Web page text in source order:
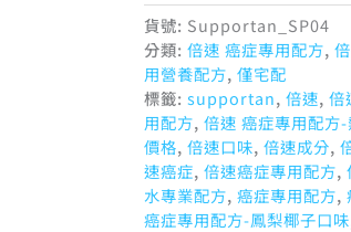
貨號: Supportan_SP04
分類: 倍速 癌症專用配方,
用營養配方, 僅宅配
標籤: supportan, 倍速,
用配方, 倍速 癌症專用配方
價格, 倍速口味, 倍速成分,
速癌症, 倍速癌症專用配方,
水專業配方, 癌症專用配方,
癌症專用配方-鳳梨椰子口味